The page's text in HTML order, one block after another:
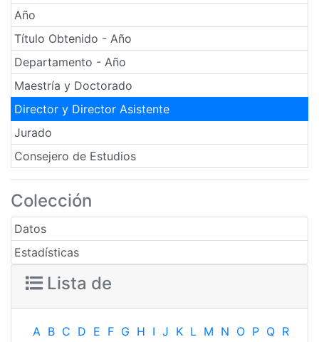
Año
Título Obtenido - Año
Departamento - Año
Maestría y Doctorado
Director y Director Asistente
Jurado
Consejero de Estudios
Colección
Datos
Estadísticas
Lista de
A B C D E F G H I J K L M N O P Q R